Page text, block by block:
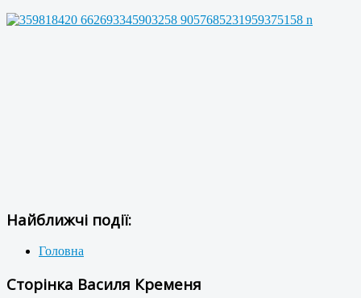
Найближчі події:
Головна
Сторінка Василя Кременя